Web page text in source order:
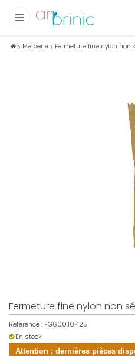
Tissus
Mercerie Fermeture fine nylon non
Fermeture fine nylon non
Référence : FG600.10.425
En stock
Attention : dernières pièces